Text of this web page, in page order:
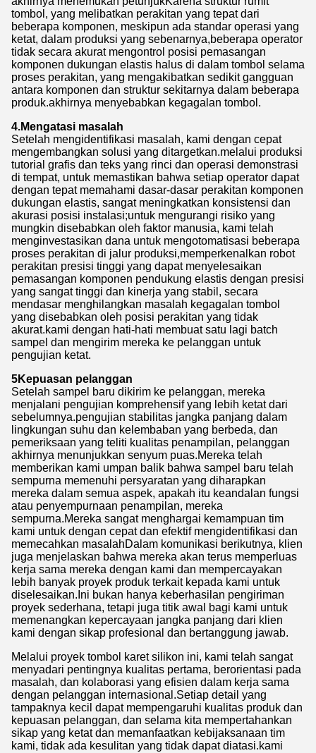
tombol, yang melibatkan perakitan yang tepat dari
beberapa komponen, meskipun ada standar operasi yang
ketat, dalam produksi yang sebenarnya,beberapa operator
tidak secara akurat mengontrol posisi pemasangan
komponen dukungan elastis halus di dalam tombol selama
proses perakitan, yang mengakibatkan sedikit gangguan
antara komponen dan struktur sekitarnya dalam beberapa
produk.akhirnya menyebabkan kegagalan tombol.
4.Mengatasi masalah
Setelah mengidentifikasi masalah, kami dengan cepat
mengembangkan solusi yang ditargetkan.melalui produksi
tutorial grafis dan teks yang rinci dan operasi demonstrasi
di tempat, untuk memastikan bahwa setiap operator dapat
dengan tepat memahami dasar-dasar perakitan komponen
dukungan elastis, sangat meningkatkan konsistensi dan
akurasi posisi instalasi;untuk mengurangi risiko yang
mungkin disebabkan oleh faktor manusia, kami telah
menginvestasikan dana untuk mengotomatisasi beberapa
proses perakitan di jalur produksi,memperkenalkan robot
perakitan presisi tinggi yang dapat menyelesaikan
pemasangan komponen pendukung elastis dengan presisi
yang sangat tinggi dan kinerja yang stabil, secara
mendasar menghilangkan masalah kegagalan tombol
yang disebabkan oleh posisi perakitan yang tidak
akurat.kami dengan hati-hati membuat satu lagi batch
sampel dan mengirim mereka ke pelanggan untuk
pengujian ketat.
5Kepuasan pelanggan
Setelah sampel baru dikirim ke pelanggan, mereka
menjalani pengujian komprehensif yang lebih ketat dari
sebelumnya.pengujian stabilitas jangka panjang dalam
lingkungan suhu dan kelembaban yang berbeda, dan
pemeriksaan yang teliti kualitas penampilan, pelanggan
akhirnya menunjukkan senyum puas.Mereka telah
memberikan kami umpan balik bahwa sampel baru telah
sempurna memenuhi persyaratan yang diharapkan
mereka dalam semua aspek, apakah itu keandalan fungsi
atau penyempurnaan penampilan, mereka
sempurna.Mereka sangat menghargai kemampuan tim
kami untuk dengan cepat dan efektif mengidentifikasi dan
memecahkan masalahDalam komunikasi berikutnya, klien
juga menjelaskan bahwa mereka akan terus memperluas
kerja sama mereka dengan kami dan mempercayakan
lebih banyak proyek produk terkait kepada kami untuk
diselesaikan.Ini bukan hanya keberhasilan pengiriman
proyek sederhana, tetapi juga titik awal bagi kami untuk
memenangkan kepercayaan jangka panjang dari klien
kami dengan sikap profesional dan bertanggung jawab.
Melalui proyek tombol karet silikon ini, kami telah sangat
menyadari pentingnya kualitas pertama, berorientasi pada
masalah, dan kolaborasi yang efisien dalam kerja sama
dengan pelanggan internasional.Setiap detail yang
tampaknya kecil dapat mempengaruhi kualitas produk dan
kepuasan pelanggan, dan selama kita mempertahankan
sikap yang ketat dan memanfaatkan kebijaksanaan tim
kami, tidak ada kesulitan yang tidak dapat diatasi.kami